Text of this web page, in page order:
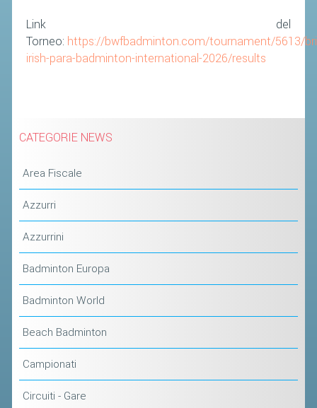
Link del
Torneo: https://bwfbadminton.com/tournament/5613/
irish-para-badminton-international-2026/results
CATEGORIE NEWS
Area Fiscale
Azzurri
Azzurrini
Badminton Europa
Badminton World
Beach Badminton
Campionati
Circuiti - Gare